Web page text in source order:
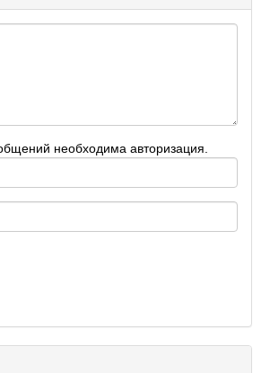
необходима авторизация.